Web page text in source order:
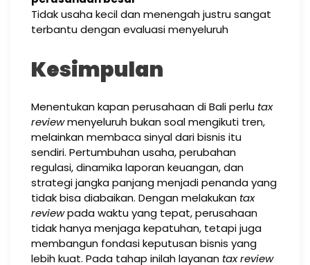
Tidak usaha kecil dan menengah justru sangat
terbantu dengan evaluasi menyeluruh
Kesimpulan
Menentukan kapan perusahaan di Bali perlu tax
reviewmenyeluruh bukan soal mengikuti tren,
melainkan membaca sinyal dari bisnis itu
sendiri. Pertumbuhan usaha, perubahan
regulasi, dinamika laporan keuangan, dan
strategi jangka panjang menjadi penanda yang
tidak bisa diabaikan. Dengan melakukan tax
reviewpada waktu yang tepat, perusahaan
tidak hanya menjaga kepatuhan, tetapi juga
membangun fondasi keputusan bisnis yang
lebih kuat. Pada tahap inilah layanan tax review